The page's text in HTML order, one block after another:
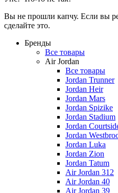
Вы не прошли капчу. Если вы
сделайте это.
Бренды
Все товары
Air Jordan
Все товары
Jordan Trunner
Jordan Heir
Jordan Mars
Jordan Spizike
Jordan Stadium
Jordan
Jordan
Jordan Luka
Jordan Zion
Jordan Tatum
Air Jordan 312
Air Jordan 40
Air Jordan 39